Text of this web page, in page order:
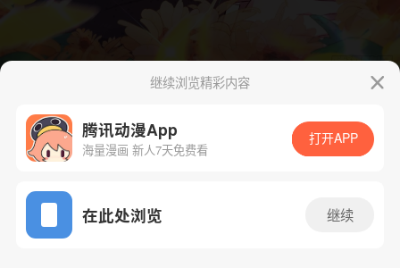
App免费看
下一话 腾漫App免费看
继续浏览精彩内容
腾讯动漫App
海量漫画 新人7天免费看
打开APP
在此处浏览 继续